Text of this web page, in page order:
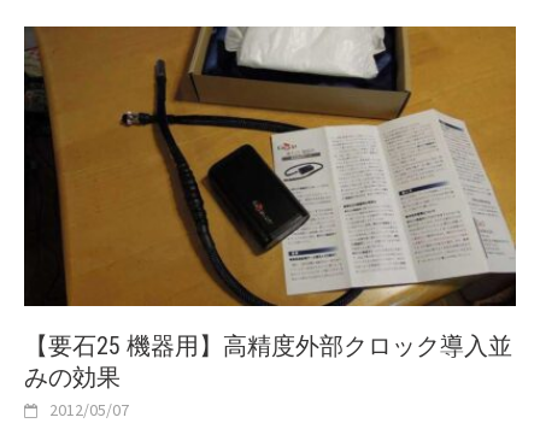
【要石25 機器用】高精度外部クロック導入並
みの効果
2012/05/07